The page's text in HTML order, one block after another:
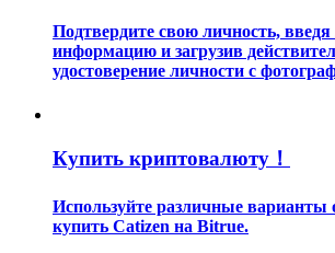
Узнайте, как оставаться прибыльным
Подтвердите свою личность,
информацию и загрузив
удостоверение личности с
Купить криптовалюту！
Используйте различные
купить Catizen на Bitrue.